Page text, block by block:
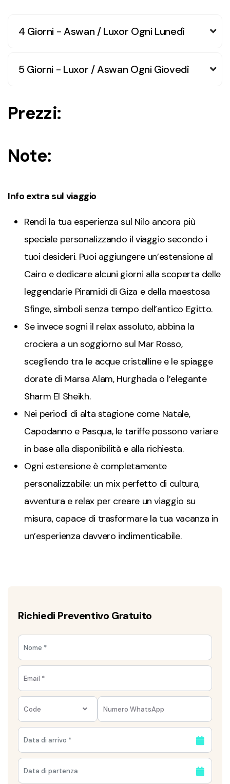
4 Giorni - Aswan / Luxor Ogni Lunedì
5 Giorni - Luxor / Aswan Ogni Giovedì
Prezzi:
Note:
Info extra sul viaggio
Rendi la tua esperienza sul Nilo ancora più
speciale personalizzando il viaggio secondo i
tuoi desideri. Puoi aggiungere un’estensione al
Cairo e dedicare alcuni giorni alla scoperta delle
leggendarie Piramidi di Giza e della maestosa
Sfinge, simboli senza tempo dell’antico Egitto.
Se invece sogni il relax assoluto, abbina la
crociera a un soggiorno sul Mar Rosso,
scegliendo tra le acque cristalline e le spiagge
dorate di Marsa Alam, Hurghada o l’elegante
Sharm El Sheikh.
Nei periodi di alta stagione come Natale,
Capodanno e Pasqua, le tariffe possono variare
in base alla disponibilità e alla richiesta.
Ogni estensione è completamente
personalizzabile: un mix perfetto di cultura,
avventura e relax per creare un viaggio su
misura, capace di trasformare la tua vacanza in
un’esperienza davvero indimenticabile.
Richiedi Preventivo Gratuito
Code